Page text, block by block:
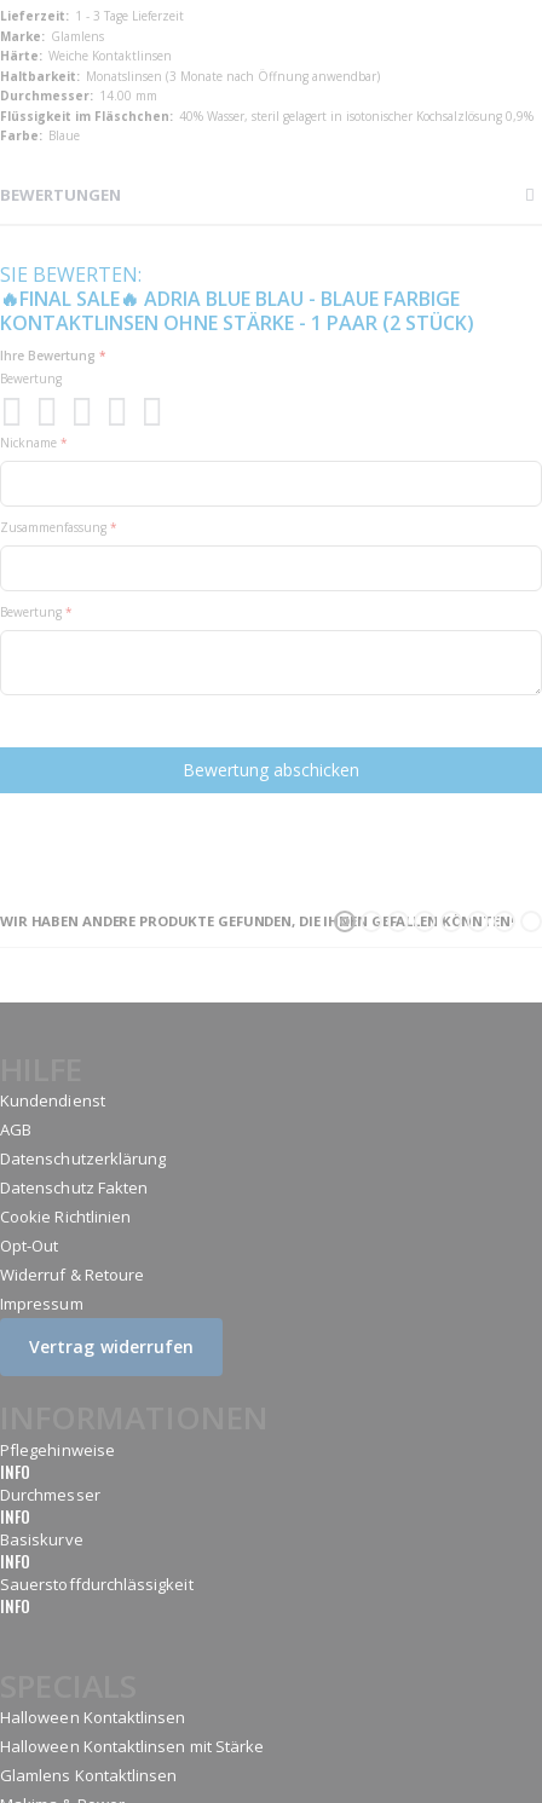
Mehr
Informationen
1 - 3 Tage Lieferzeit
Glamlens
Weiche Kontaktlinsen
Monatslinsen (3 Monate nach Öffnung anwendbar)
14.00 mm
40% Wasser, steril gelagert in isotonischer Kochsalzlösung 0,9%
Blaue
BEWERTUNGEN
SIE BEWERTEN:
🔥FINAL SALE🔥 ADRIA BLUE BLAU - BLAUE FARBIGE
KONTAKTLINSEN OHNE STÄRKE - 1 PAAR (2 STÜCK)
Ihre Bewertung
Bewertung
1
2
3
4
5Nickname
Zusammenfassung
Bewertung
Bewertung abschicken
WIR HABEN ANDERE PRODUKTE GEFUNDEN, DIE IHNEN GEFALLEN KÖNNTEN!
Kundendienst
AGB
Datenschutzerklärung
Datenschutz Fakten
Cookie Richtlinien
Opt-Out
Widerruf & Retoure
Impressum
Vertrag widerrufen
Pflegehinweise
INFO
Durchmesser
INFO
Basiskurve
INFO
Sauerstoffdurchlässigkeit
INFO
Halloween Kontaktlinsen
Halloween Kontaktlinsen mit Stärke
Glamlens Kontaktlinsen